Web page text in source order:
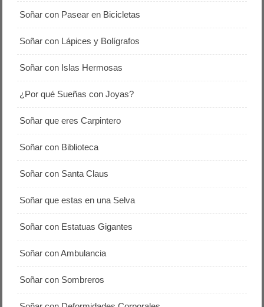
Soñar con Pasear en Bicicletas
Soñar con Lápices y Bolígrafos
Soñar con Islas Hermosas
¿Por qué Sueñas con Joyas?
Soñar que eres Carpintero
Soñar con Biblioteca
Soñar con Santa Claus
Soñar que estas en una Selva
Soñar con Estatuas Gigantes
Soñar con Ambulancia
Soñar con Sombreros